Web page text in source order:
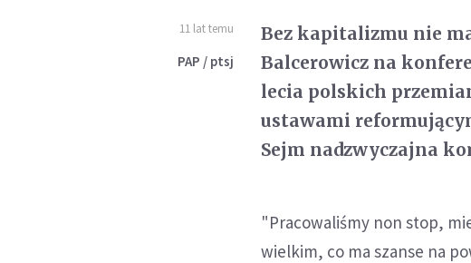
11 lat temu
PAP / ptsj
Bez kapitalizmu nie
Balcerowicz na
lecia polskich
ustawami
Sejm nadzwyczajna
"Pracowaliśmy non stop,
wielkim, co ma szanse na